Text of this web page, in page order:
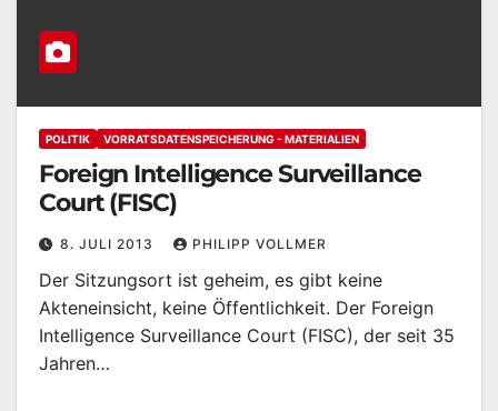
POLITIK VORRATSDATENSPEICHERUNG - MATERIALIEN
Foreign Intelligence Surveillance
Court (FISC)
8. JULI 2013 PHILIPP VOLLMER
Der Sitzungsort ist geheim, es gibt keine
Akteneinsicht, keine Öffentlichkeit. Der Foreign
Intelligence Surveillance Court (FISC), der seit 35
Jahren…